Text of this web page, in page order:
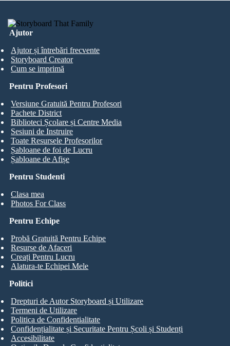
Ajutor
Ajutor și întrebări frecvente
Storyboard Creator
Cum se imprimă
Pentru Studenti
Clasa mea
Photos For Class
Pentru Profesori
Versiune Gratuită Pentru Profesori
Pachete District
Biblioteci Școlare și Centre Media
Sesiuni de Instruire
Toate Resursele Profesorilor
Șabloane de foi de Lucru
Șabloane de Afișe
Pentru Echipe
Probă Gratuită Pentru Echipe
Resurse de Afaceri
Creați Pentru Lucru
Alatura-te Echipei Mele
Politici
Drepturi de Autor Storyboard și Utilizare
Termeni de Utilizare
Politica de Confidentialitate
Confidențialitate și Securitate Pentru Școli și Studenți
Accesibilitate